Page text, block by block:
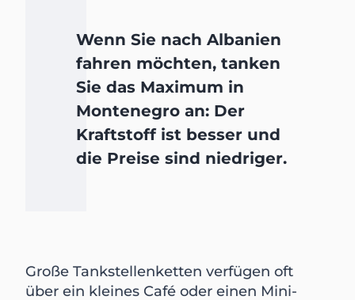
Wenn Sie nach Albanien
fahren möchten, tanken
Sie das Maximum in
Montenegro an: Der
Kraftstoff ist besser und
die Preise sind niedriger.
Große Tankstellenketten verfügen oft
über ein kleines Café oder einen Mini-